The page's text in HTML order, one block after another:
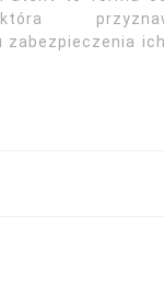
która
zabezpieczenia